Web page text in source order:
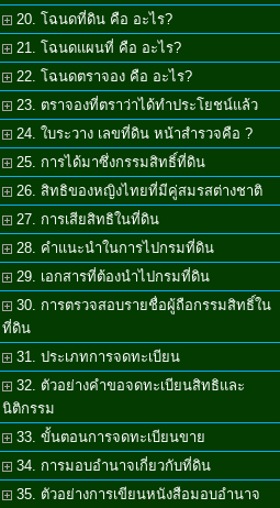
20. โฉนดที่ดิน คือ อะไร?
21. โฉนดแผนที่ คือ อะไร?
22. โฉนดตราจอง คือ อะไร?
23. ตราจองที่ตราว่าได้ทำประโยชน์แล้ว
24. ใบระวาง เลขที่ดิน หน้าสำรวจคือ ?
25. การได้มาซึ่งกรรมสิทธิ์ที่ดิน
26. สิทธิของหญิงไทยที่มีคู่สมรสต่างชาติ
27. การเสียสิทธิในที่ดิน
28. คำแนะนำในการไปกรมที่ดิน
29. เอกสารที่ต้องนำไปกรมที่ดิน
30. การตรวจสอบรายชื่อผู้ถือกรรมสิทธิ์ใน
ที่ดิน
31. ประเภทการจดทะเบียน
32. ตัวอย่างคำขอจดทะเบียนสิทธิและ
นิติกรรม
33. ขั้นตอนการจดทะเบียนขาย
34. การมอบอำนาจเกี่ยวกับที่ดิน
35. ตัวอย่างการเขียนหนังสือมอบอำนาจ